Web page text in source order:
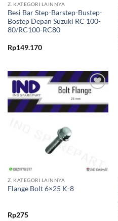
Z. KATEGORI LAINNYA
Besi Bar Step-Barstep-Bustep-
Bostep Depan Suzuki RC 100-
80/RC100-RC80
Rp149.170
Tambahkan
ke Wishlist
Z. KATEGORI LAINNYA
Flange Bolt 6×25 K-8
Rp275